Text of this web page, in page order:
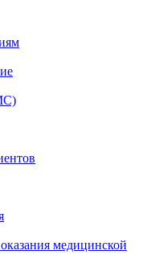
медицинской